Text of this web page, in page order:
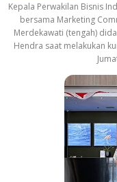
Kepala Perwakilan Bisnis
bersama Marketing
Merdekawati (tengah)
Hendra saat melakukan